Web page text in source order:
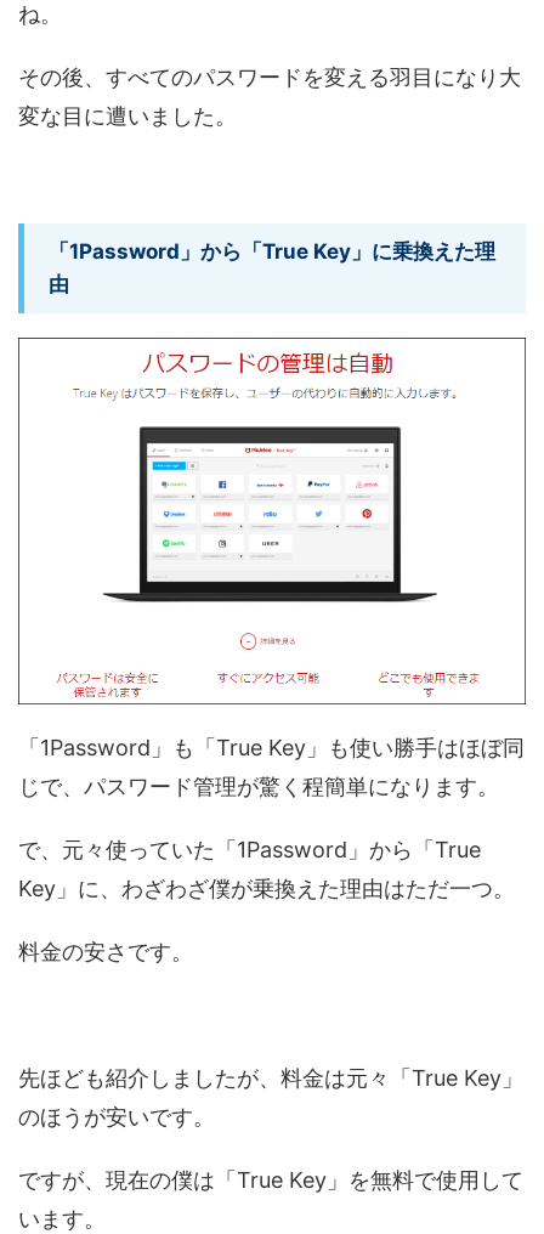
ね。
その後、すべてのパスワードを変える羽目になり大
変な目に遭いました。
「1Password」から「True Key」に乗換えた理
由
「1Password」も「True Key」も使い勝手はほぼ同
じで、パスワード管理が驚く程簡単になります。
で、元々使っていた「1Password」から「True
Key」に、わざわざ僕が乗換えた理由はただ一つ。
料金の安さです。
先ほども紹介しましたが、料金は元々「True Key」
のほうが安いです。
ですが、現在の僕は「True Key」を無料で使用して
います。